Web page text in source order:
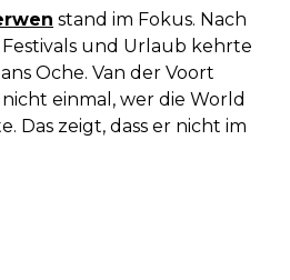
stand im Fokus. Nach
und Urlaub kehrte
Oche. Van der Voort
einmal, wer die World
Das zeigt, dass er nicht im